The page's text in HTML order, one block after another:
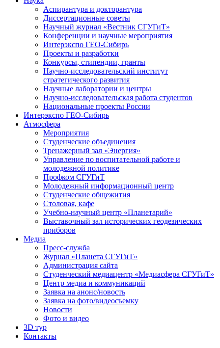
Аспирантура и докторантура
Диссертационные советы
Научный журнал «Вестник СГУГиТ»
Конференции и научные мероприятия
Интерэкспо ГЕО-Сибирь
Проекты и разработки
Конкурсы, стипендии, гранты
Научно-исследовательский институт
стратегического развития
Научные лаборатории и центры
Научно-исследовательская работа студентов
Национальные проекты России
Интерэкспо ГЕО-Сибирь
Атмосфера
Мероприятия
Студенческие объединения
Тренажерный зал «Энергия»
Управление по воспитательной работе и
молодежной политике
Профком СГУГиТ
Молодежный информационный центр
Студенческие общежития
Столовая, кафе
Учебно-научный центр «Планетарий»
Выставочный зал исторических геодезических
приборов
Медиа
Пресс-служба
Журнал «Планета СГУГиТ»
Администрация сайта
Студенческий медиацентр «Медиасфера СГУГиТ»
Центр медиа и коммуникаций
Заявка на анонс/новость
Заявка на фото/видеосъемку
Новости
Фото и видео
3D тур
Контакты